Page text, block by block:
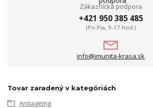
Zákaznícka podpora
+421 950 385 485
(Po-Pia, 9-17 hod.)
info@imunita-krasa.sk
Tovar zaradený v kategóriách
Antiageing